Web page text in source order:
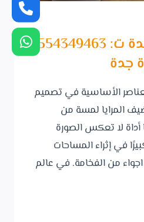
تفصيل مرايات جدة ت: 0554349463
جدة
الأساسية في تصميم
المرايا لمسة من
أداة لا تعكس الصورة
في إثراء المساحات
من الفخامة. في عالم